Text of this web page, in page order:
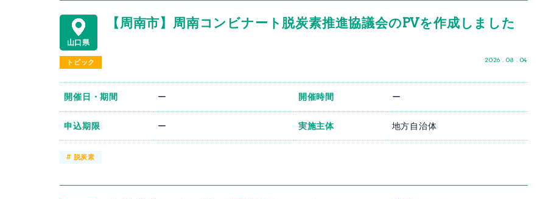
山口県
【周南市】周南コンビナート脱炭素推進協議会のPVを作成しました
トピック 2026 . 08 . 04
開催日・期間 ー 開催時間 ー
申込期限 ー 実施主体 地方自治体
# 脱炭素